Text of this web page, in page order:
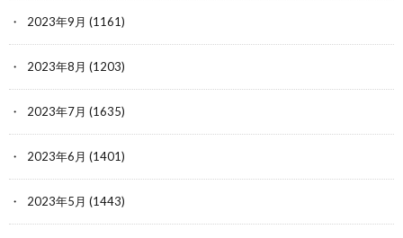
2023年9月 (1161)
2023年8月 (1203)
2023年7月 (1635)
2023年6月 (1401)
2023年5月 (1443)